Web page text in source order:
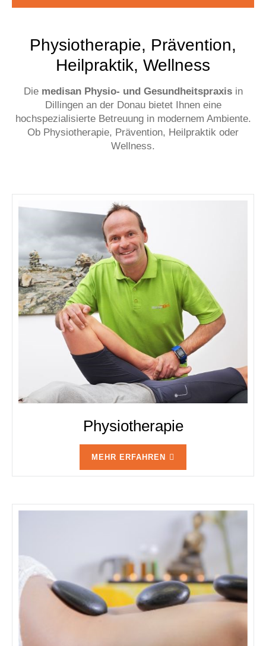
Physiotherapie, Prävention,
Heilpraktik, Wellness
Die medisan Physio- und Gesundheitspraxisin
Dillingen an der Donau bietet Ihnen eine
hochspezialisierte Betreuung in modernem Ambiente.
Ob Physiotherapie, Prävention, Heilpraktik oder
Wellness.
Physiotherapie
MEHR ERFAHREN